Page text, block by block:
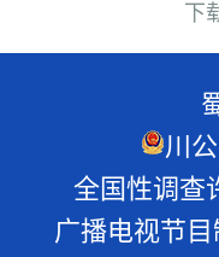
下
川
全国性调查
广播电视节